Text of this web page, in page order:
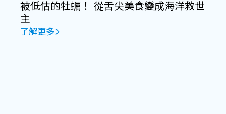
被低估的牡蠣！ 從舌尖美食變成海洋救世
主
了解更多